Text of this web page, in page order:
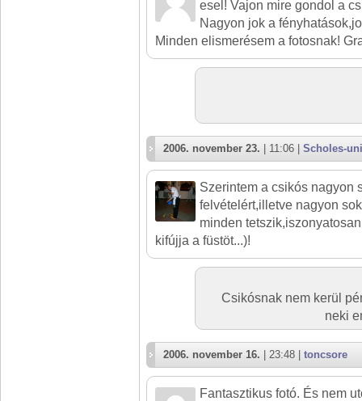
esel! Vajon mire gondol a
Nagyon jok a
Minden elismerésem a fotosnak!
2006. november 23. | 11:06 | Scholes-
Szerintem a csikós nagyon
felvételért,illetve nagyon
minden
kifújja a füstöt...)!
Csikósnak nem kerül
neki
2006. november 16. | 23:48 | toncsore
Fantasztikus fotó. És nem